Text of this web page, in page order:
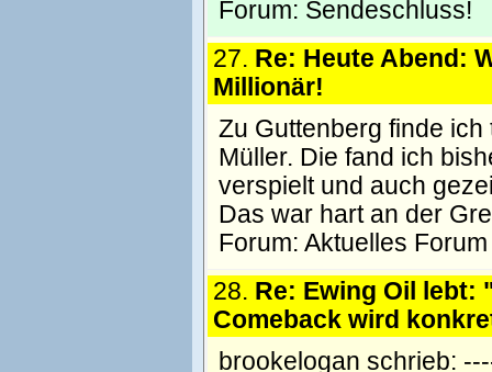
Forum: Sendeschluss!
27. Re: Heute Abend:
Millionär!
Zu Guttenberg finde
Müller. Die fand ich
verspielt und auch
Das war hart an der
Forum: Aktuelles Forum
28. Re: Ewing Oil lebt:
Comeback wird
brookelogan schrieb: